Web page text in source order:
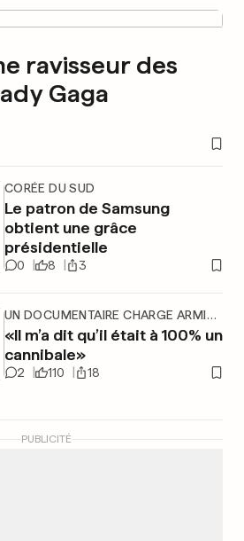
ravisseur des
Gaga
CORÉE DU SUD
Le patron de Samsung
obtient une grâce
présidentielle
0 8 3
UN DOCUMENTAIRE CHARGE ARMIE HAMMER
«Il m’a dit qu’il était à 100% un
cannibale»
2 110 18
PUBLICITÉ